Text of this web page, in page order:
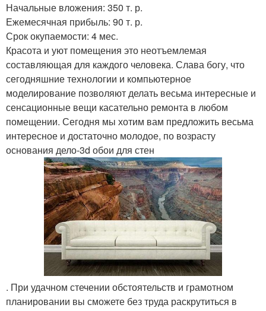
Начальные вложения: 350 т. р.
Ежемесячная прибыль: 90 т. р.
Срок окупаемости: 4 мес.
Красота и уют помещения это неотъемлемая
составляющая для каждого человека. Слава богу, что
сегодняшние технологии и компьютерное
моделирование позволяют делать весьма интересные и
сенсационные вещи касательно ремонта в любом
помещении. Сегодня мы хотим вам предложить весьма
интересное и достаточно молодое, по возрасту
основания дело-3d обои для стен
. При удачном стечении обстоятельств и грамотном
планировании вы сможете без труда раскрутиться в